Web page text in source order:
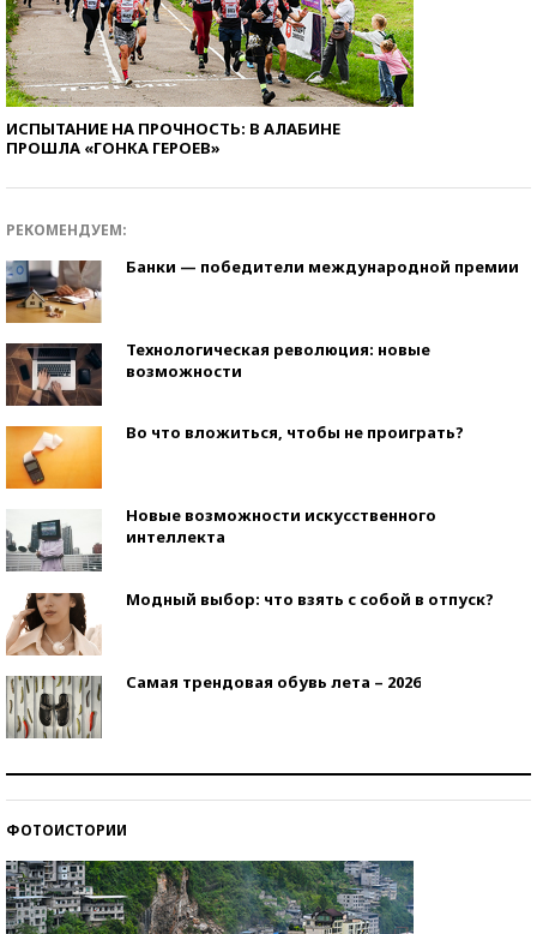
ИСПЫТАНИЕ НА ПРОЧНОСТЬ: В АЛАБИНЕ
ПРОШЛА «ГОНКА ГЕРОЕВ»
РЕКОМЕНДУЕМ:
Банки — победители международной премии
Технологическая революция: новые
возможности
Во что вложиться, чтобы не проиграть?
Новые возможности искусственного
интеллекта
Модный выбор: что взять с собой в отпуск?
Самая трендовая обувь лета – 2026
ФОТОИСТОРИИ